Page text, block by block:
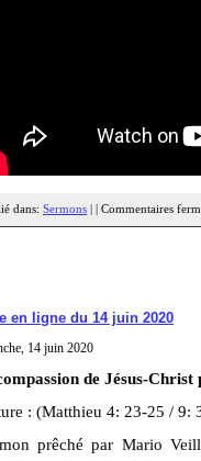
dans: Sermons Commentaires
en ligne du 14 juin 2020
14 juin 2020
de Jésus-Christ
: (Matthieu 4: 23-25 / 9:
prêché par Mario